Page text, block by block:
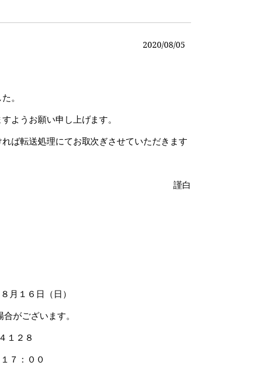
2020/08/05
。
ようお願い申し上げます。
ば転送処理にてお取次ぎさせていただきます
謹白
１６日（日）
ございます。
１２８
７：００